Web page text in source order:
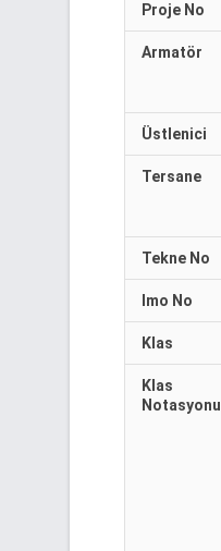
Proje No
Armatör
Üstlenici
Tersane
Tekne No
Imo No
Klas
Klas
Notasyonu